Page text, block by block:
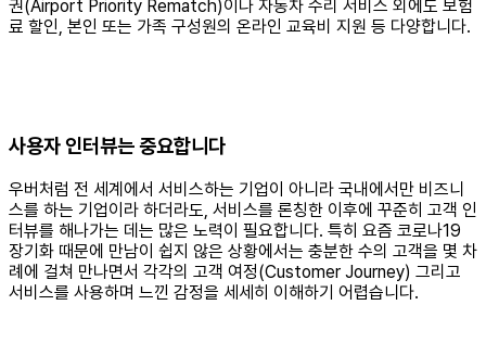
권(Airport Priority Rematch)이나 자동차 수리 서비스 외에도 보험
료 할인, 본인 또는 가족 구성원의 온라인 교육비 지원 등 다양합니다.
사용자 인터뷰는 중요합니다
우버처럼 전 세계에서 서비스하는 기업이 아니라 국내에서만 비즈니
스를 하는 기업이라 하더라도, 서비스를 론칭한 이후에 꾸준히 고객 인
터뷰를 해나가는 데는 많은 노력이 필요합니다. 특히 요즘 코로나19
장기화 때문에 만남이 쉽지 않은 상황에서는 충분한 수의 고객을 몇 차
례에 걸쳐 만나면서 각각의 고객 여정(Customer Journey) 그리고
서비스를 사용하며 느낀 감정을 세세히 이해하기 어렵습니다.